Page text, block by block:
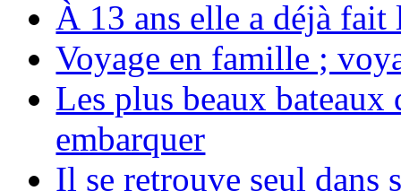
À 13 ans elle a déjà
Voyage en famille ;
Les plus beaux bateaux
embarquer
Il se retrouve seul dans